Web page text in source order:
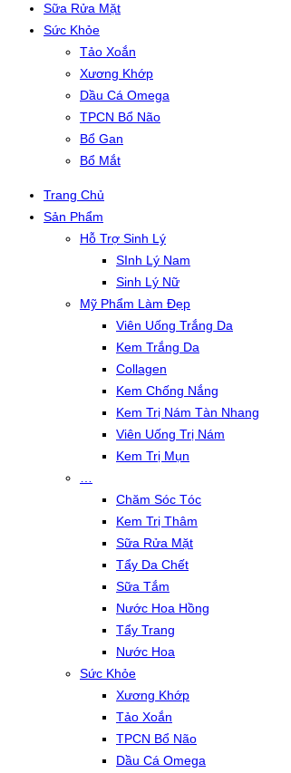
Sữa Rửa Mặt
Sức Khỏe
Tảo Xoắn
Xương Khớp
Dầu Cá Omega
TPCN Bổ Não
Bổ Gan
Bổ Mắt
Trang Chủ
Sản Phẩm
Hỗ Trợ Sinh Lý
SInh Lý Nam
Sinh Lý Nữ
Mỹ Phẩm Làm Đẹp
Viên Uống Trắng Da
Kem Trắng Da
Collagen
Kem Chống Nắng
Kem Trị Nám Tàn Nhang
Viên Uống Trị Nám
Kem Trị Mụn
Chăm Sóc Tóc
Kem Trị Thâm
Sữa Rửa Mặt
Tẩy Da Chết
Sữa Tắm
Nước Hoa Hồng
Tẩy Trang
Nước Hoa
Sức Khỏe
Xương Khớp
Tảo Xoắn
TPCN Bổ Não
Dầu Cá Omega